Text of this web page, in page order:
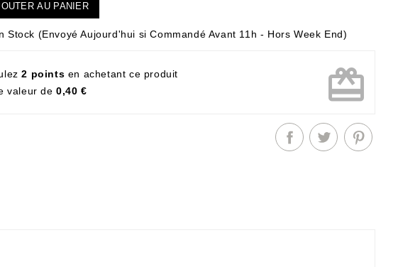
AU PANIER
Stock (Envoyé Aujourd'hui si Commandé Avant 11h - Hors Week End)
2 points en achetant ce produit
valeur de0,40 € card_giftcard